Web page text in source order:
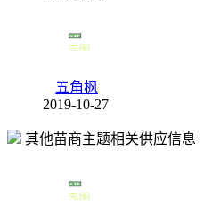
五角枫
2019-10-27
其他苗商主题相关供应信息